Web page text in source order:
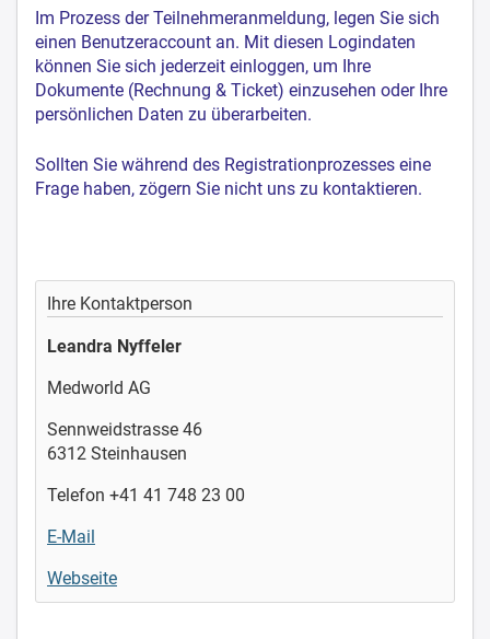
Im Prozess der Teilnehmeranmeldung, legen Sie sich
einen Benutzeraccount an. Mit diesen Logindaten
können Sie sich jederzeit einloggen, um Ihre
Dokumente (Rechnung & Ticket) einzusehen oder Ihre
persönlichen Daten zu überarbeiten.
Sollten Sie während des Registrationprozesses eine
Frage haben, zögern Sie nicht uns zu kontaktieren.
Ihre Kontaktperson
Leandra Nyffeler
Medworld AG
Sennweidstrasse 46
6312 Steinhausen
Telefon +41 41 748 23 00
E-Mail
Webseite